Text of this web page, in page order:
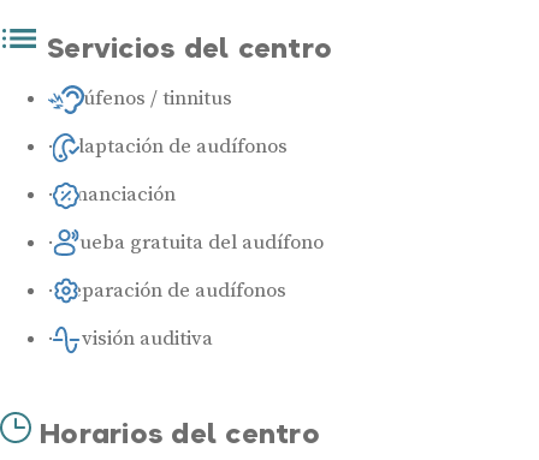
Servicios del centro
Acúfenos / tinnitus
Adaptación de audífonos
Financiación
Prueba gratuita del audífono
Reparación de audífonos
Revisión auditiva
Horarios del centro